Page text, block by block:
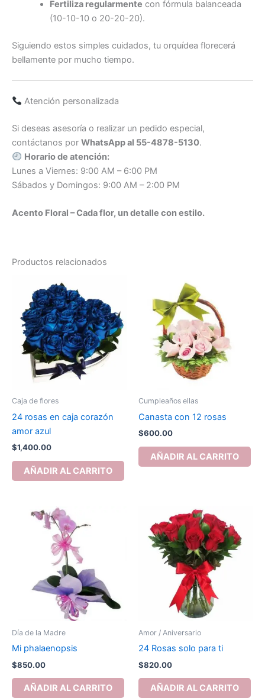
Fertiliza regularmente con fórmula balanceada
(10-10-10 o 20-20-20).
Siguiendo estos simples cuidados, tu orquídea florecerá
bellamente por mucho tiempo.
Atención personalizada
Si deseas asesoría o realizar un pedido especial,
contáctanos por WhatsApp al 55-4878-5130.
Horario de atención:
Lunes a Viernes: 9:00 AM – 6:00 PM
Sábados y Domingos: 9:00 AM – 2:00 PM
Acento Floral – Cada flor, un detalle con estilo.
Productos relacionados
Caja de flores
24 rosas en caja corazón
amor azul
$1,400.00
AÑADIR AL CARRITO
Cumpleaños ellas
Canasta con 12 rosas
$600.00
AÑADIR AL CARRITO
Día de la Madre
Mi phalaenopsis
$850.00
AÑADIR AL CARRITO
Amor / Aniversario
24 Rosas solo para ti
$820.00
AÑADIR AL CARRITO